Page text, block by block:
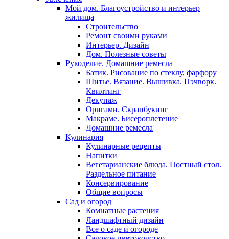
Мой дом. Благоустройство и интерьер
жилища
Строительство
Ремонт своими руками
Интерьер. Дизайн
Дом. Полезные советы
Рукоделие. Домашние ремесла
Батик. Рисование по стеклу, фарфору
Шитье. Вязание. Вышивка. Пэчворк.
Квилтинг
Декупаж
Оригами. Скрапбукинг
Макраме. Бисероплетение
Домашние ремесла
Кулинария
Кулинарные рецепты
Напитки
Вегетарианские блюда. Постный стол.
Раздельное питание
Консервирование
Общие вопросы
Сад и огород
Комнатные растения
Ландшафтный дизайн
Все о саде и огороде